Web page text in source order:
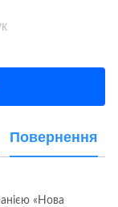
Повернення
«Нова